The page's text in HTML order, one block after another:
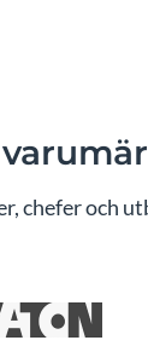
chefer och